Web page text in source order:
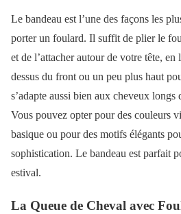
Le bandeau est l’une des façons les
porter un foulard. Il suffit de plier le
et de l’attacher autour de votre tête, en
dessus du front ou un peu plus haut
s’adapte aussi bien aux cheveux longs
Vous pouvez opter pour des couleurs
basique ou pour des motifs élégants
sophistication. Le bandeau est parfait
estival.
La Queue de Cheval avec